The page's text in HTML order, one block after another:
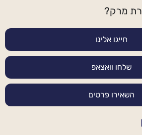
מרק?
חייגו אלינו
שלחו וואצאפ
השאירו פרטים